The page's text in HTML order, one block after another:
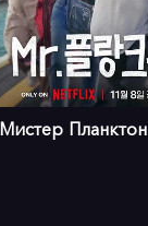
Мистер Планктон